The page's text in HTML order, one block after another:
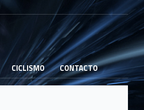
CICLISMO CONTACTO